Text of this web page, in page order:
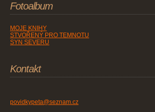
Fotoalbum
MOJE KNIHY
STVOŘENÝ PRO TEMNOTU
SYN SEVERU
Kontakt
povidkypeta@seznam.cz